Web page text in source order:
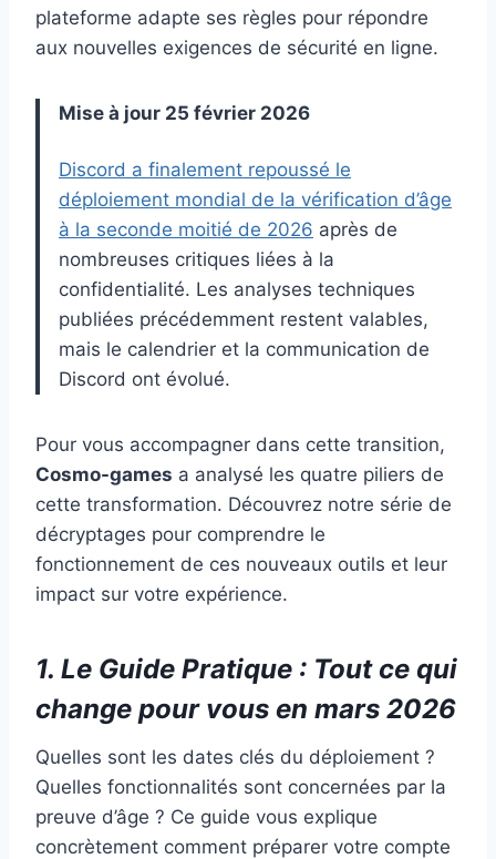
plateforme adapte ses règles pour répondre
aux nouvelles exigences de sécurité en ligne.
Mise à jour 25 février 2026
Discord a finalement repoussé le
déploiement mondial de la vérification d’âge
à la seconde moitié de 2026 après de
nombreuses critiques liées à la
confidentialité. Les analyses techniques
publiées précédemment restent valables,
mais le calendrier et la communication de
Discord ont évolué.
Pour vous accompagner dans cette transition,
Cosmo-games a analysé les quatre piliers de
cette transformation. Découvrez notre série de
décryptages pour comprendre le
fonctionnement de ces nouveaux outils et leur
impact sur votre expérience.
1. Le Guide Pratique : Tout ce qui
change pour vous en mars 2026
Quelles sont les dates clés du déploiement ?
Quelles fonctionnalités sont concernées par la
preuve d’âge ? Ce guide vous explique
concrètement comment préparer votre compte